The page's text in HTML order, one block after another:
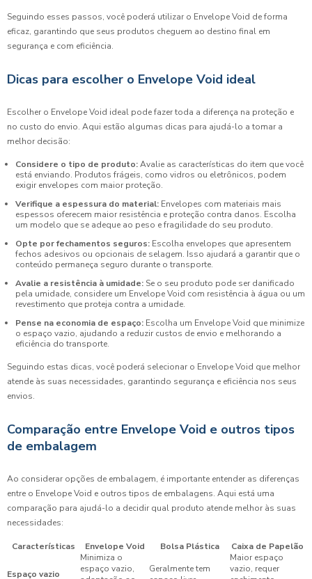
Seguindo esses passos, você poderá utilizar o Envelope Void de forma
eficaz, garantindo que seus produtos cheguem ao destino final em
segurança e com eficiência.
Dicas para escolher o Envelope Void ideal
Escolher o Envelope Void ideal pode fazer toda a diferença na proteção e
no custo do envio. Aqui estão algumas dicas para ajudá-lo a tomar a
melhor decisão:
Considere o tipo de produto:Avalie as características do item que você
está enviando. Produtos frágeis, como vidros ou eletrônicos, podem
exigir envelopes com maior proteção.
Verifique a espessura do material: Envelopes com materiais mais
espessos oferecem maior resistência e proteção contra danos. Escolha
um modelo que se adeque ao peso e fragilidade do seu produto.
Opte por fechamentos seguros: Escolha envelopes que apresentem
fechos adesivos ou opcionais de selagem. Isso ajudará a garantir que o
conteúdo permaneça seguro durante o transporte.
Avalie a resistência à umidade: Se o seu produto pode ser danificado
pela umidade, considere um Envelope Void com resistência à água ou um
revestimento que proteja contra a umidade.
Pense na economia de espaço: Escolha um Envelope Void que minimize
o espaço vazio, ajudando a reduzir custos de envio e melhorando a
eficiência do transporte.
Seguindo estas dicas, você poderá selecionar o Envelope Void que melhor
atende às suas necessidades, garantindo segurança e eficiência nos seus
envios.
Comparação entre Envelope Void e outros tipos
de embalagem
Ao considerar opções de embalagem, é importante entender as diferenças
entre o Envelope Void e outros tipos de embalagens. Aqui está uma
comparação para ajudá-lo a decidir qual produto atende melhor às suas
necessidades:
Características Envelope Void Bolsa Plástica Caixa de Papelão
Espaço vazio
Minimiza o
espaço vazio,
Geralmente tem
Maior espaço
vazio, requer